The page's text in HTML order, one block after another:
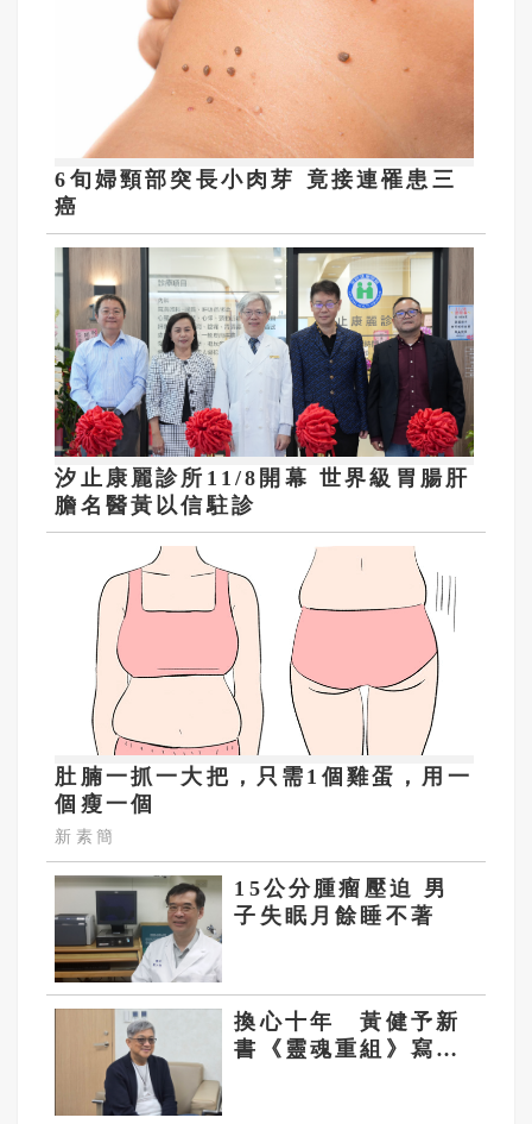
6旬婦頸部突長小肉芽 竟接連罹患三
癌
汐止康麗診所11/8開幕 世界級胃腸肝
膽名醫黃以信駐診
肚腩一抓一大把，只需1個雞蛋，用一
個瘦一個
新素簡
15公分腫瘤壓迫 男
子失眠月餘睡不著
換心十年 黃健予新
書《靈魂重組》寫給